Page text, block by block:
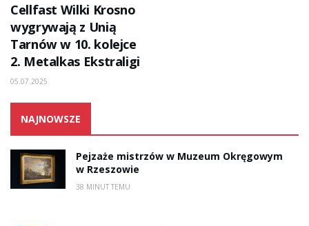
Cellfast Wilki Krosno
wygrywają z Unią
Tarnów w 10. kolejce
2. Metalkas Ekstraligi
05.07.2025
NAJNOWSZE
Pejzaże mistrzów w Muzeum Okręgowym
w Rzeszowie
38 MINUT TEMU